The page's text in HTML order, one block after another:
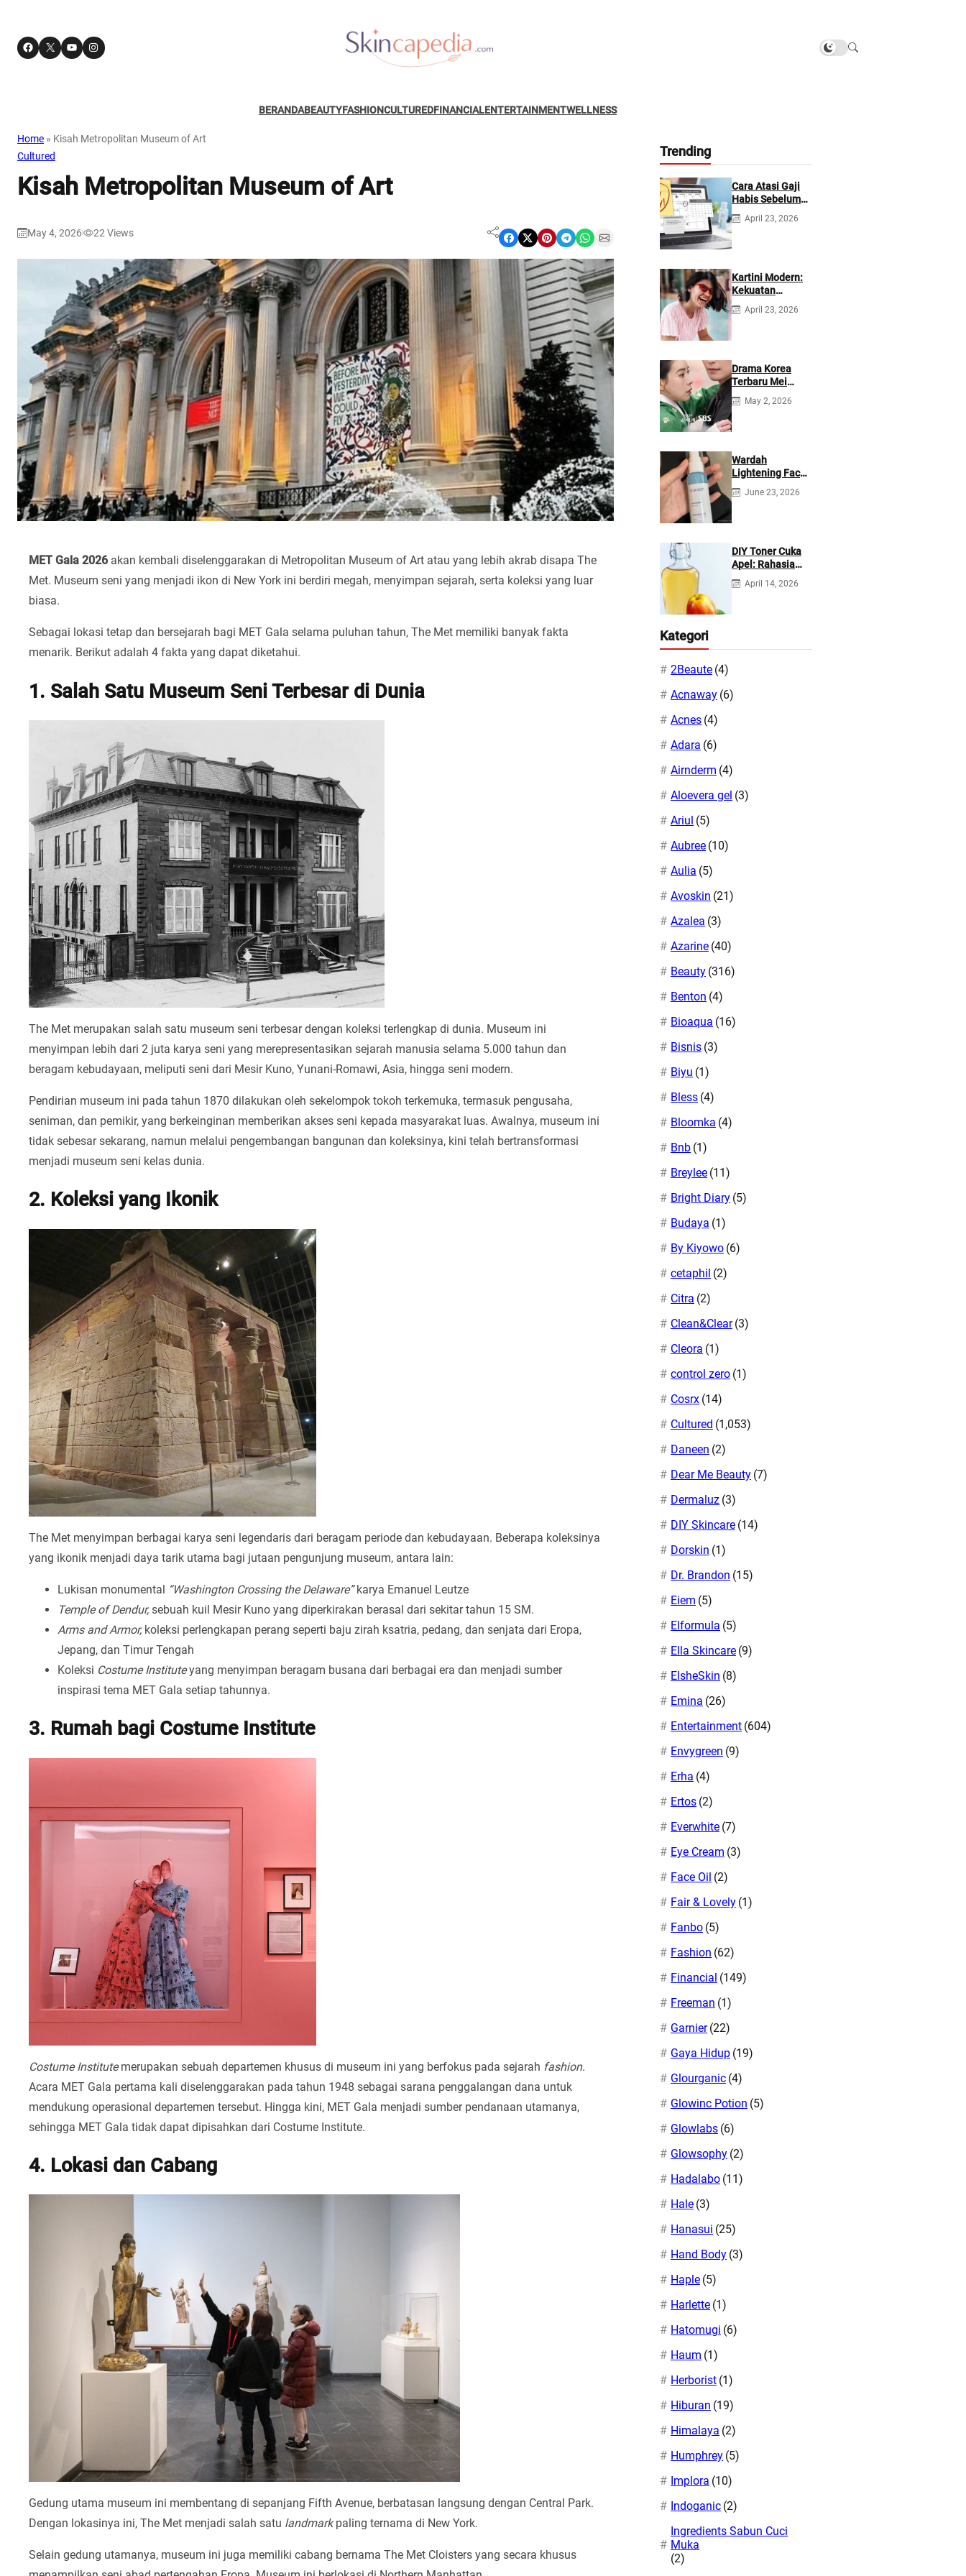
Facebook X YouTube Instagram
BERANDABEAUTYFASHIONCULTUREDFINANCIALENTERTAINMENTWELLNESS
Home » Kisah Metropolitan Museum of Art
Cultured
Kisah Metropolitan Museum of Art
May 4, 2026 22 Views Share on Facebook Share on X Share on Pinterest Share on Telegram Share on WhatsApp Share on Email
MET Gala 2026 akan kembali diselenggarakan di Metropolitan Museum of Art atau yang lebih akrab disapa The
Met. Museum seni yang menjadi ikon di New York ini berdiri megah, menyimpan sejarah, serta koleksi yang luar
biasa.
Sebagai lokasi tetap dan bersejarah bagi MET Gala selama puluhan tahun, The Met memiliki banyak fakta
menarik. Berikut adalah 4 fakta yang dapat diketahui.
1. Salah Satu Museum Seni Terbesar di Dunia
The Met merupakan salah satu museum seni terbesar dengan koleksi terlengkap di dunia. Museum ini
menyimpan lebih dari 2 juta karya seni yang merepresentasikan sejarah manusia selama 5.000 tahun dan
beragam kebudayaan, meliputi seni dari Mesir Kuno, Yunani-Romawi, Asia, hingga seni modern.
Pendirian museum ini pada tahun 1870 dilakukan oleh sekelompok tokoh terkemuka, termasuk pengusaha,
seniman, dan pemikir, yang berkeinginan memberikan akses seni kepada masyarakat luas. Awalnya, museum ini
tidak sebesar sekarang, namun melalui pengembangan bangunan dan koleksinya, kini telah bertransformasi
menjadi museum seni kelas dunia.
2. Koleksi yang Ikonik
The Met menyimpan berbagai karya seni legendaris dari beragam periode dan kebudayaan. Beberapa koleksinya
yang ikonik menjadi daya tarik utama bagi jutaan pengunjung museum, antara lain:
Lukisan monumental “Washington Crossing the Delaware”karya Emanuel Leutze
Temple of Dendur,sebuah kuil Mesir Kuno yang diperkirakan berasal dari sekitar tahun 15 SM.
Arms and Armor, koleksi perlengkapan perang seperti baju zirah ksatria, pedang, dan senjata dari Eropa,
Jepang, dan Timur Tengah
Koleksi Costume Instituteyang menyimpan beragam busana dari berbagai era dan menjadi sumber
inspirasi tema MET Gala setiap tahunnya.
3. Rumah bagi Costume Institute
Costume Institutemerupakan sebuah departemen khusus di museum ini yang berfokus pada sejarah fashion.
Acara MET Gala pertama kali diselenggarakan pada tahun 1948 sebagai sarana penggalangan dana untuk
mendukung operasional departemen tersebut. Hingga kini, MET Gala menjadi sumber pendanaan utamanya,
sehingga MET Gala tidak dapat dipisahkan dari Costume Institute.
4. Lokasi dan Cabang
Gedung utama museum ini membentang di sepanjang Fifth Avenue, berbatasan langsung dengan Central Park.
Dengan lokasinya ini, The Met menjadi salah satu landmarkpaling ternama di New York.
Selain gedung utamanya, museum ini juga memiliki cabang bernama The Met Cloisters yang secara khusus
Trending
Cara Atasi Gaji
Habis Sebelum
Gajian
Berikutnya
April 23, 2026
Kartini Modern:
Kekuatan
Berevolusi &
Rawat Diri
April 23, 2026
Drama Korea
Terbaru Mei
2026: Mana yang
Tayang di
May 2, 2026
Wardah
Lightening Face
Mist: Cek
Ingredients &
June 23, 2026
DIY Toner Cuka
Apel: Rahasia
Jerawat Kempes
dalam 2 Hari!
April 14, 2026
Kategori
2Beaute (4)
Acnaway (6)
Acnes (4)
Adara (6)
Airnderm (4)
Aloevera gel (3)
Ariul (5)
Aubree (10)
Aulia (5)
Avoskin (21)
Azalea (3)
Azarine (40)
Beauty (316)
Benton (4)
Bioaqua (16)
Bisnis (3)
Biyu (1)
Bless (4)
Bloomka (4)
Bnb (1)
Breylee (11)
Bright Diary (5)
Budaya (1)
By Kiyowo (6)
cetaphil (2)
Citra (2)
Clean&Clear (3)
Cleora (1)
control zero (1)
Cosrx (14)
Cultured (1,053)
Daneen (2)
Dear Me Beauty (7)
Dermaluz (3)
DIY Skincare (14)
Dorskin (1)
Dr. Brandon (15)
Eiem (5)
Elformula (5)
Ella Skincare (9)
ElsheSkin (8)
Emina (26)
Entertainment (604)
Envygreen (9)
Erha (4)
Ertos (2)
Everwhite (7)
Eye Cream (3)
Face Oil (2)
Fair & Lovely (1)
Fanbo (5)
Fashion (62)
Financial (149)
Freeman (1)
Garnier (22)
Gaya Hidup (19)
Glourganic (4)
Glowinc Potion (5)
Glowlabs (6)
Glowsophy (2)
Hadalabo (11)
Hale (3)
Hanasui (25)
Hand Body (3)
Haple (5)
Harlette (1)
Hatomugi (6)
Haum (1)
Herborist (1)
Hiburan (19)
Himalaya (2)
Humphrey (5)
Implora (10)
Indoganic (2)
Ingredients Sabun Cuci
Muka
(2)